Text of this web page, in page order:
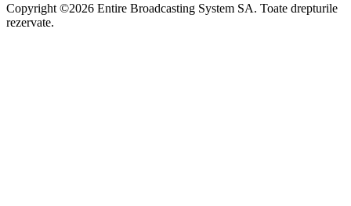
Copyright ©2026 Entire Broadcasting System SA. Toate drepturile
rezervate.